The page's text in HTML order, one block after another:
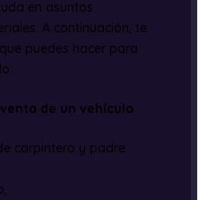
en asuntos
A continuación, te
puedes hacer para
de un vehículo
carpintero y padre